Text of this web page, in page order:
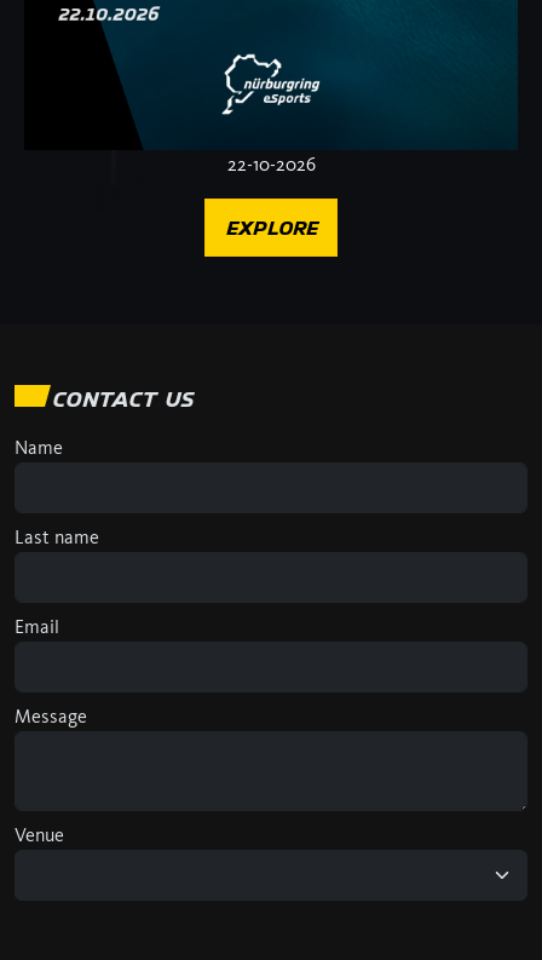
22-10-2026
EXPLORE
CONTACT US
Name
Last name
Email
Message
Venue